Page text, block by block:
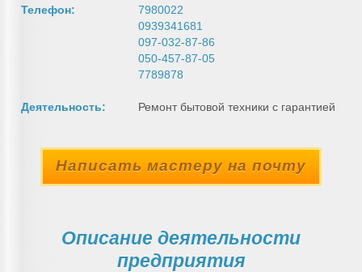
Телефон:
7980022
0939341681
097-032-87-86
050-457-87-05
7789878
Деятельность: Ремонт бытовой техники с гарантией
Написать мастеру на почту
Описание деятельности
предприятия